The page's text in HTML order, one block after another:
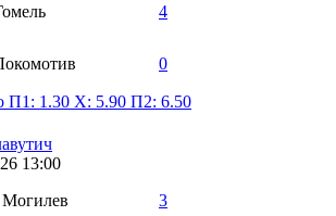
4
0
П1: 1.30 X: 5.90 П2: 6.50
13:00
Могилев
3